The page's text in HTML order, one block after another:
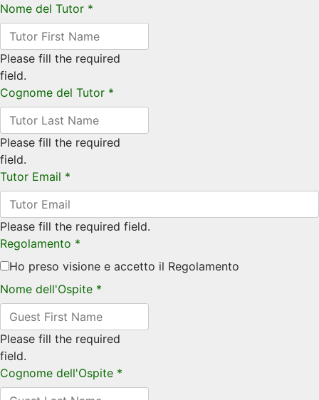
Nome del Tutor *
Please fill the required
field.
Cognome del Tutor *
Please fill the required
field.
Tutor Email *
Please fill the required field.
Regolamento *
Ho preso visione e accetto il Regolamento
Nome dell'Ospite *
Please fill the required
field.
Cognome dell'Ospite *